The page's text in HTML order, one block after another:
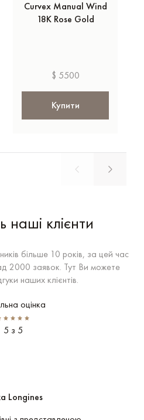
Curvex Manual Wind
18K Rose Gold
$ 5500
Купити
клієнти
більше 10 років, за цей час
2000 заявок. Тут Ви можете
наших клієнтів.
оцінка
5 з 5
Longines